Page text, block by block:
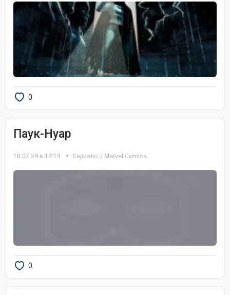
0
Паук-Нуар
18.07.24 в 14:19 Сериалы / Marvel Comics
0